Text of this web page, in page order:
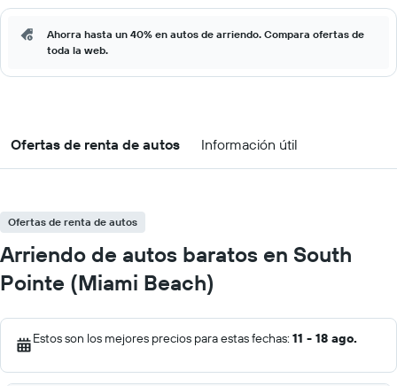
Ahorra hasta un 40% en autos de arriendo. Compara ofertas de
toda la web.
Ofertas de renta de autos Información útil
Ofertas de renta de autos
Arriendo de autos baratos en South
Pointe (Miami Beach)
Estos son los mejores precios para estas fechas: 11 - 18 ago.